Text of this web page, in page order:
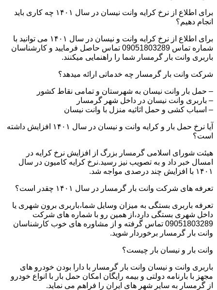
برای اطلاع از نرخ کرایه وانت نیسان در سال ۱۴۰۱ چه کاری باید
انجام دهیم؟
برای اطلاع از نرخ کرایه وانت و نیسان در سال ۱۴۰۱ می توانید با
شماره تماس 09051803289 تماس حاصل فرمایید و کارشناسان
باربری وانت بار گرمسار شما را راهنمایی میکنند.
شرکت وانت بار گرمسار چه خدماتی ارائه میدهد؟
– حمل بار وانت نیسان به شهرستان و تمامی نقاط کشور
– باربری وانت نیسان در داخل شهر گرمسار
– اسباب کشی و حمل اثاثیه منزل با وانت نیسان
آیا نرخ حمل بار و کرایه وانت و نیسان در سال ۱۴۰۱ افزایش داشته
است؟
هیئت شورای اسلامی گرمسار بزرگ از افزایش نرخ کرایه در
امسال خبر داد و به تصویب نیز رسید.نرخ کرایه کامیون در سال
۱۴۰۱ با افزایش چند درصدی مواجه شد.
تعرفه های شرکت وانت بار گرمسار در سال ۱۴۰۱ چقدر است؟
تعرفه باربری بستگی به میزان وسایل شما،باربری برون شهری یا
داخل شهری بستگی دارد،از همین رو با شماره های شرکت
09051803289 تماس گرفته و از مشاوره های خوب کارشناسان
وانت بار گرمسار برخوردار شوید.
وانت بار و نیسان بار چیست؟
باربری وانت و نیسان وانت بار گرمسار با دارا بودن خودرو های
مجهز با بارنامه دولتی و بیمه رایگان امکان حمل بار با انواع خودرو
از گرمسار به سایر شهر های ایران را فراهم می نماید.